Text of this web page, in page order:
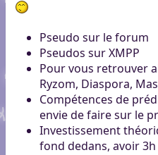
Pseudo sur le forum
Pseudos sur XMPP
Pour vous retrouver
Ryzom, Diaspora,
Compétences de
envie de faire sur le
Investissement
fond dedans, avoir